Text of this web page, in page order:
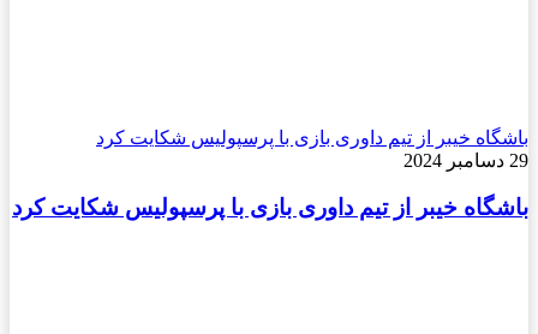
باشگاه خیبر از تیم داوری بازی با پرسپولیس شکایت کرد
29 دسامبر 2024
باشگاه خیبر از تیم داوری بازی با پرسپولیس شکایت کرد